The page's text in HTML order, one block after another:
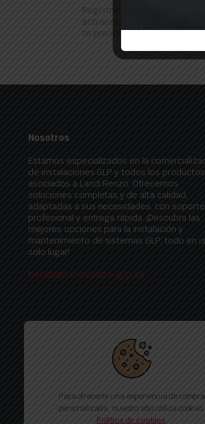
Regístrate ahora para recibir
actualizaciones sobre
te preocupes, no somos
Nosotros
Estamos especializados en la
de instalaciones GLP y todos los productos
asociados a Landi Renzo. Ofrecemos
soluciones completas y de alta calidad,
adaptadas a sus necesidades, con soporte
profesional y entrega rápida. ¡Descubra las
mejores opciones para la instalación y
mantenimiento de sistemas GLP, todo en
solo lugar!
tienda@landirenzo-glp.es
Para ofrecerte una experiencia de compra
personalizada, nuestro sitio utiliza cookies.
Política de cookies.